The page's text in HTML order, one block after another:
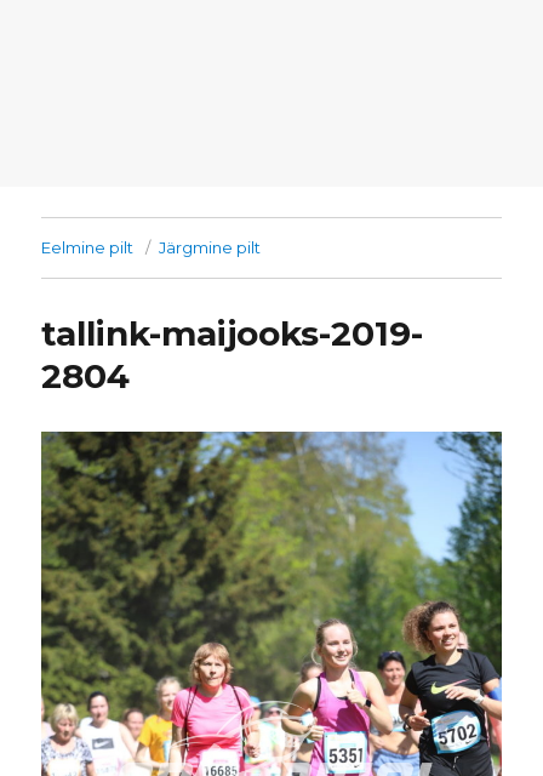
Eelmine pilt Järgmine pilt
tallink-maijooks-2019-
2804